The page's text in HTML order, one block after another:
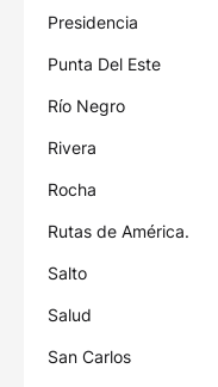
Presidencia
Punta Del Este
Río Negro
Rivera
Rocha
Rutas de América.
Salto
Salud
San Carlos